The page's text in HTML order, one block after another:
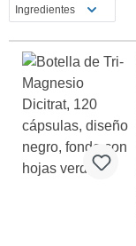
Ingredientes